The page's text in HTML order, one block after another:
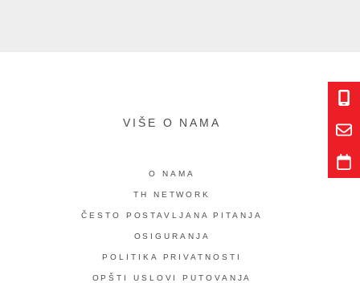
VIŠE O NAMA
O NAMA
TH NETWORK
ČESTO POSTAVLJANA PITANJA
OSIGURANJA
POLITIKA PRIVATNOSTI
OPŠTI USLOVI PUTOVANJA